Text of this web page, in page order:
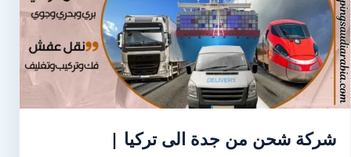
شركة شحن من جدة الى تركيا |